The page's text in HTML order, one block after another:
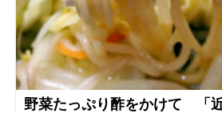
野菜たっぷり酢をかけて 「近